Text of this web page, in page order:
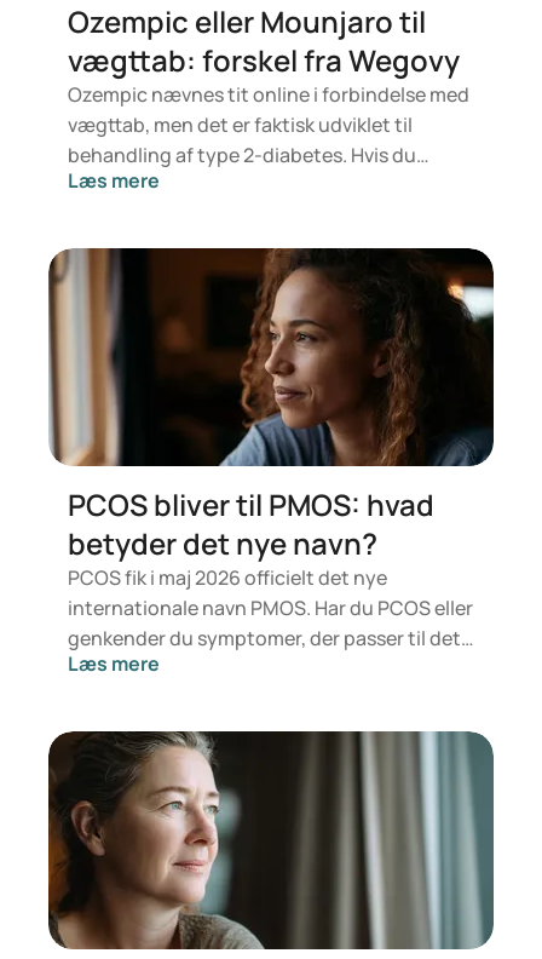
Ozempic eller Mounjaro til
vægttab: forskel fra Wegovy
Ozempic nævnes tit online i forbindelse med
vægttab, men det er faktisk udviklet til
behandling af type 2-diabetes. Hvis du
derimod leder efter noget specifikt til
Mounjaro eller Wegovy er relevante. Hvilken
behandling der er bedst for dig, afhænger af
en vurdering fra en læge, som ser på dit
helbred, BMI og eventuelt andet
medicinforbrug.
Læs mere
PCOS bliver til PMOS: hvad
betyder det nye navn?
PCOS fik i maj 2026 officielt det nye
internationale navn PMOS. Har du PCOS eller
genkender du symptomer, der passer til det?
Medicinsk ændrer der sig ikke noget lige nu.
hormoner, stofskifte og æggestokkenes
funktion.
Læs mere